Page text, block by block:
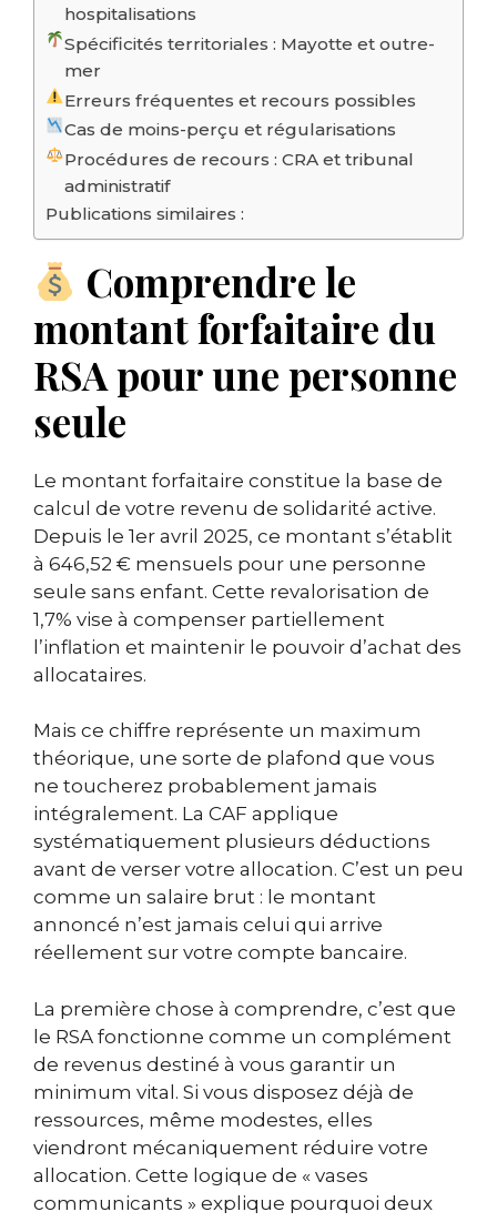
hospitalisations
Spécificités territoriales : Mayotte et outre-
mer
Erreurs fréquentes et recours possibles
Cas de moins-perçu et régularisations
Procédures de recours : CRA et tribunal
administratif
Publications similaires :
Comprendre le
montant forfaitaire du
RSA pour une personne
seule
Le montant forfaitaire constitue la base de
calcul de votre revenu de solidarité active.
Depuis le 1er avril 2025, ce montant s’établit
à 646,52 € mensuels pour une personne
seule sans enfant. Cette revalorisation de
1,7% vise à compenser partiellement
l’inflation et maintenir le pouvoir d’achat des
allocataires.
Mais ce chiffre représente un maximum
théorique, une sorte de plafond que vous
ne toucherez probablement jamais
intégralement. La CAF applique
systématiquement plusieurs déductions
avant de verser votre allocation. C’est un peu
comme un salaire brut : le montant
annoncé n’est jamais celui qui arrive
réellement sur votre compte bancaire.
La première chose à comprendre, c’est que
le RSA fonctionne comme un complément
de revenus destiné à vous garantir un
minimum vital. Si vous disposez déjà de
ressources, même modestes, elles
viendront mécaniquement réduire votre
allocation. Cette logique de « vases
communicants » explique pourquoi deux